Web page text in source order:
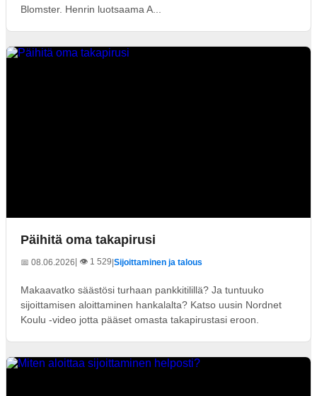
Blomster. Henrin luotsaama A...
Päihitä oma takapirusi
📅 08.06.2026| 👁️ 1 529 Sijoittaminen ja talous
Makaavatko säästösi turhaan pankkitilillä? Ja tuntuuko
sijoittamisen aloittaminen hankalalta? Katso uusin Nordnet
Koulu -video jotta pääset omasta takapirustasi eroon.